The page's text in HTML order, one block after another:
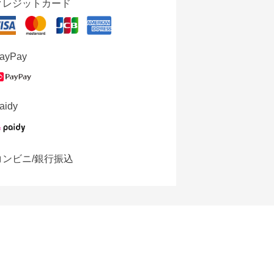
レジットカード
ンビニ/銀行振込